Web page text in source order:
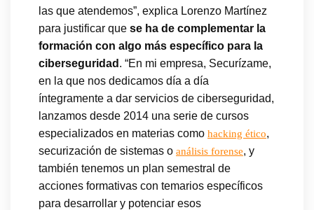
las que atendemos”, explica Lorenzo Martínez
para justificar que se ha de complementar la
formación con algo más específico para la
ciberseguridad . “En mi empresa, Securízame,
en la que nos dedicamos día a día
íntegramente a dar servicios de ciberseguridad,
lanzamos desde 2014 una serie de cursos
especializados en materias como hacking ético,
securización de sistemas o análisis forense, y
también tenemos un plan semestral de
acciones formativas con temarios específicos
para desarrollar y potenciar esos